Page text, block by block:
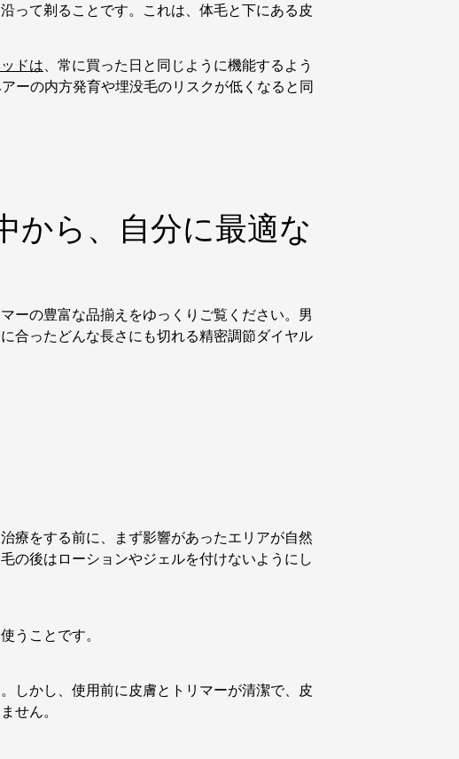
って剃ることです。これは、体毛と下にある皮
ドは、常に買った日と同じように機能するよう
ーの内方発育や埋没毛のリスクが低くなると同
から、自分に最適な
ーの豊富な品揃えをゆっくりご覧ください。男
合ったどんな長さにも切れる精密調節ダイヤル
療をする前に、まず影響があったエリアが自然
の後はローションやジェルを付けないようにし
うことです。
しかし、使用前に皮膚とトリマーが清潔で、皮
せん。